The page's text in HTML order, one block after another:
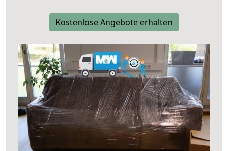
Kostenlose Angebote erhalten